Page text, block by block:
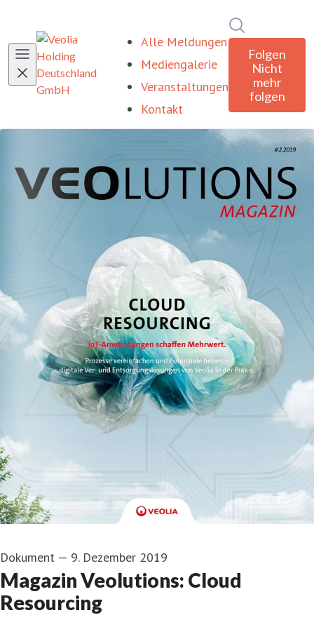
Alle Meldungen
Mediengalerie
Veranstaltungen
Kontakt
Folgen
Nicht
mehr
folgen
Dokument — 9. Dezember 2019
Magazin Veolutions: Cloud
Resourcing